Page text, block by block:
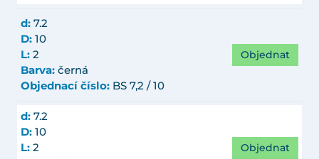
d: 7.2
D: 10
L: 2
Barva: černá
Objednací číslo: BS 7,2 / 10
Objednat
d: 7.2
D: 10
L: 2
Objednat